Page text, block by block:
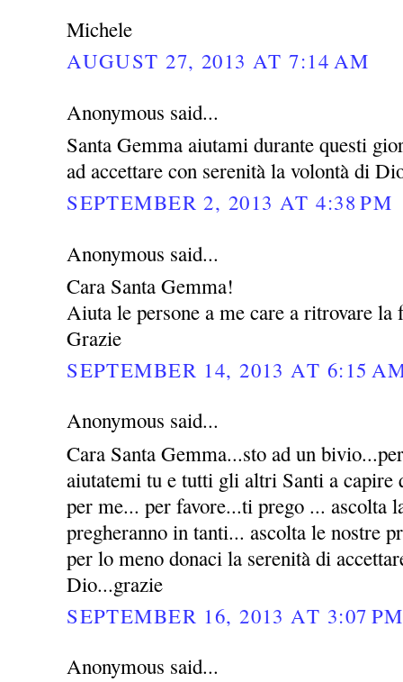
Michele
AUGUST 27, 2013 AT 7:14 AM
Anonymous said...
Santa Gemma aiutami durante questi
ad accettare con serenità la volontà di
SEPTEMBER 2, 2013 AT 4:38 PM
Anonymous said...
Cara Santa Gemma!
Aiuta le persone a me care a ritrovare
Grazie
SEPTEMBER 14, 2013 AT 6:15
Anonymous said...
Cara Santa Gemma...sto ad un
aiutatemi tu e tutti gli altri Santi a capire
per me... per favore...ti prego ... ascolta
pregheranno in tanti... ascolta le nostre
per lo meno donaci la serenità di
Dio...grazie
SEPTEMBER 16, 2013 AT 3:07 PM
Anonymous said...